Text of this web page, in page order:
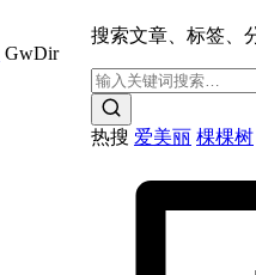
GwDir
搜索文章、标签、
热搜 爱美丽 棵棵树